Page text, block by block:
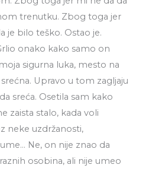
trenutku. Zbog toga jer
je bilo teško. Ostao je.
onako kako samo on
sigurna luka, mesto na
Upravo u tom zagljaju
sreća. Osetila sam kako
zaista stalo, kada voli
neke uzdržanosti,
Ne, on nije znao da
osobina, ali nije umeo